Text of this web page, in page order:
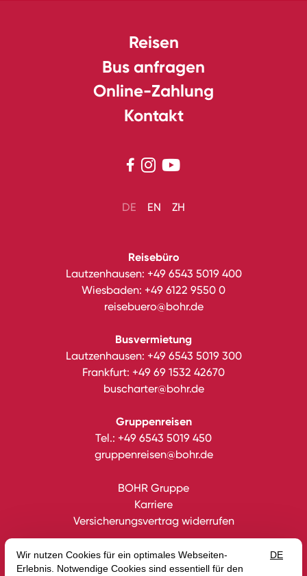
Reisen
Bus anfragen
Online-Zahlung
Kontakt
  
DE EN ZH
Reisebüro
Lautzenhausen: +49 6543 5019 400
Wiesbaden: +49 6122 9550 0
reisebuero@bohr.de
Busvermietung
Lautzenhausen: +49 6543 5019 300
Frankfurt: +49 69 1532 42670
buscharter@bohr.de
Gruppenreisen
Tel.: +49 6543 5019 450
gruppenreisen@bohr.de
BOHR Gruppe
Karriere
Versicherungsvertrag widerrufen
DatenschutzImpressumGutscheineAGB